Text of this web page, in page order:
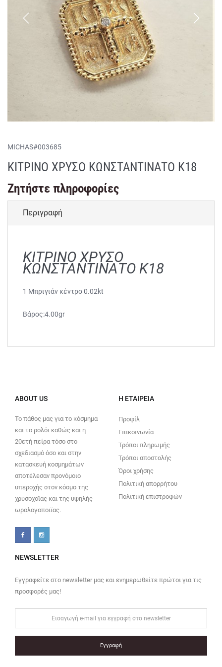
MICHAS#003685
ΚΙΤΡΙΝΟ ΧΡΥΣΟ ΚΩΝΣΤΑΝΤΙΝΑΤΟ Κ18
Ζητήστε πληροφορίες
Περιγραφή
ΚΙΤΡΙΝΟ ΧΡΥΣΟ
ΚΩΝΣΤΑΝΤΙΝΑΤΟ Κ18
1 Μπριγιάν κέντρο 0.02kt
Βάρος:4.00gr
ABOUT US
Το πάθος μας για το κόσμημα
και το ρολόι καθώς και η
20ετή πείρα τόσο στο
σχεδιασμό όσο και στην
κατασκευή κοσμημάτων
αποτέλεσαν προνόμοιο
υπεροχής στον κόσμο της
χρυσοχοϊας και της υψηλής
ωρολογοποιϊας.
Η ΕΤΑΙΡΕΊΑ
Προφίλ
Επικοινωνία
Τρόποι πληρωμής
Τρόποι αποστολής
Όροι χρήσης
Πολιτική απορρήτου
Πολιτική επιστροφών
NEWSLETTER
Εγγραφείτε στο newsletter μας και ενημερωθείτε πρώτοι για τις
προσφορές μας!
Εγγραφή